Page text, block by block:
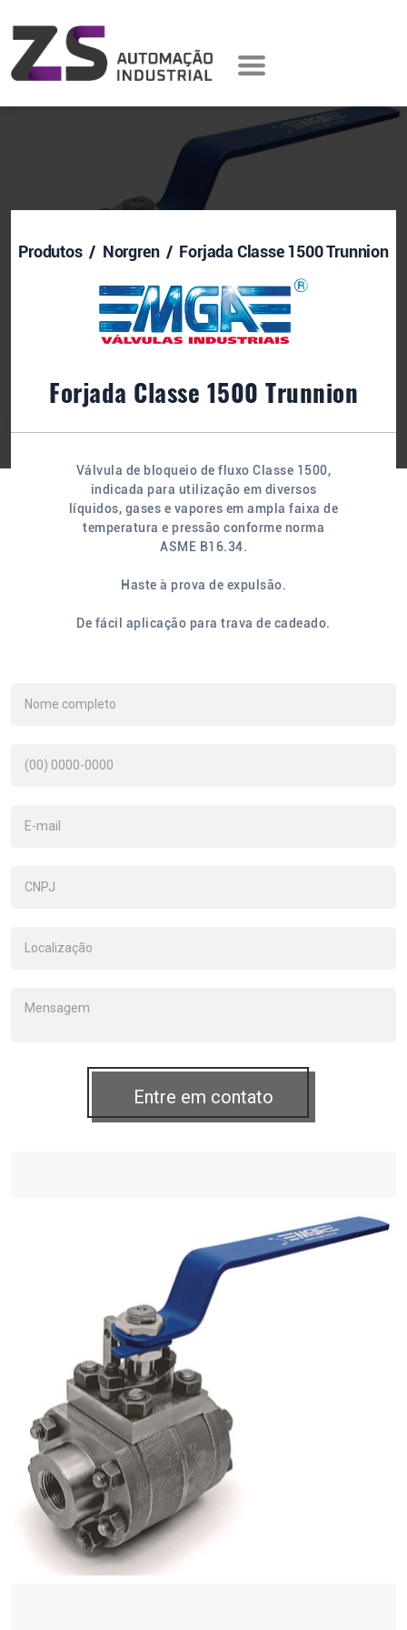
Produtos/ Norgren / Forjada Classe 1500 Trunnion
Forjada Classe 1500 Trunnion
Válvula de bloqueio de fluxo Classe 1500,
indicada para utilização em diversos
líquidos, gases e vapores em ampla faixa de
temperatura e pressão conforme norma
ASME B16.34.
Haste à prova de expulsão.
De fácil aplicação para trava de cadeado.